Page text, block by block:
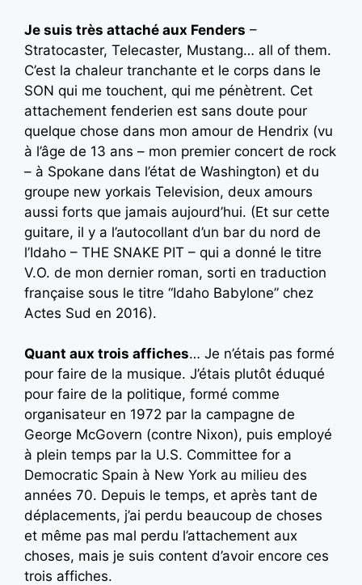
Je suis très attaché aux Fenders –
Stratocaster, Telecaster, Mustang… all of them.
C’est la chaleur tranchante et le corps dans le
SON qui me touchent, qui me pénètrent. Cet
attachement fenderien est sans doute pour
quelque chose dans mon amour de Hendrix (vu
à l’âge de 13 ans – mon premier concert de rock
– à Spokane dans l’état de Washington) et du
groupe new yorkais Television, deux amours
aussi forts que jamais aujourd’hui. (Et sur cette
guitare, il y a l’autocollant d’un bar du nord de
l’Idaho – THE SNAKE PIT – qui a donné le titre
V.O. de mon dernier roman, sorti en traduction
française sous le titre “Idaho Babylone” chez
Actes Sud en 2016).
Quant aux trois affiches… Je n’étais pas formé
pour faire de la musique. J’étais plutôt éduqué
pour faire de la politique, formé comme
organisateur en 1972 par la campagne de
George McGovern (contre Nixon), puis employé
à plein temps par la U.S. Committee for a
Democratic Spain à New York au milieu des
années 70. Depuis le temps, et après tant de
déplacements, j’ai perdu beaucoup de choses
et même pas mal perdu l’attachement aux
choses, mais je suis content d’avoir encore ces
trois affiches.